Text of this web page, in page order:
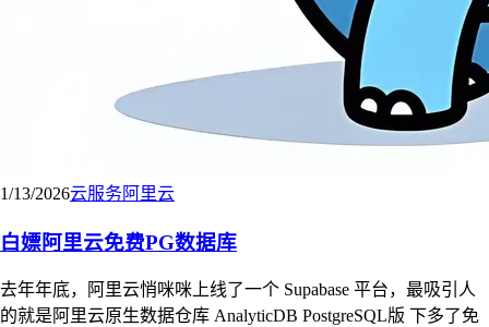
1/13/2026云服务阿里云
白嫖阿里云免费PG数据库
去年年底，阿里云悄咪咪上线了一个 Supabase 平台，最吸引人
的就是阿里云原生数据仓库 AnalyticDB PostgreSQL版 下多了免